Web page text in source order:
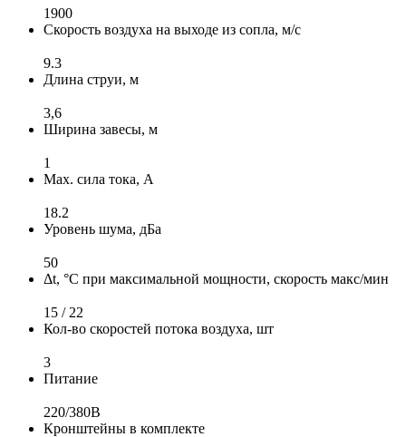
1900
Скорость воздуха на выходе из сопла, м/с
9.3
Длина струи, м
3,6
Ширина завесы, м
1
Max. сила тока, А
18.2
Уровень шума, дБа
50
Δt, °C при максимальной мощности, скорость макс/мин
15 / 22
Кол-во скоростей потока воздуха, шт
3
Питание
220/380B
Кронштейны в комплекте